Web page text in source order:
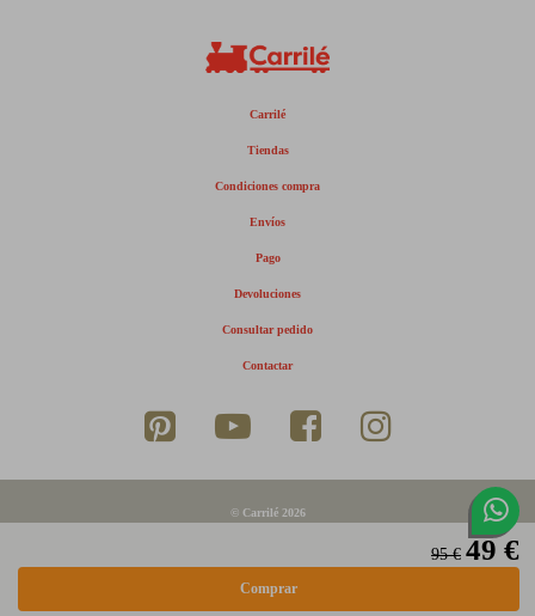
95 € 49 €
Carrilé
Tiendas
Condiciones compra
Envíos
Pago
Devoluciones
Consultar pedido
Contactar
© Carrilé 2026
Política de privacidad
Política de cookies